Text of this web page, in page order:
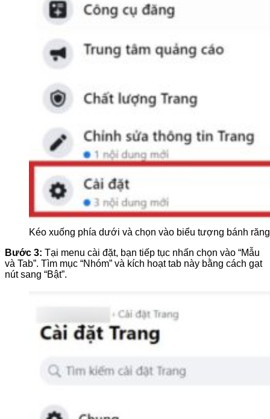
Kéo xuống phía dưới và chọn vào biểu tượng bánh răng
Bước 3: Tại menu cài đặt, bạn tiếp tục nhấn chọn vào “Mẫu
và Tab”. Tìm mục “Nhóm” và kích hoạt tab này bằng cách gạt
nút sang “Bật”.